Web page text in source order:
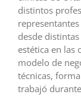
distintos
desde
estética en las
modelo de
técnicas,
trabajó